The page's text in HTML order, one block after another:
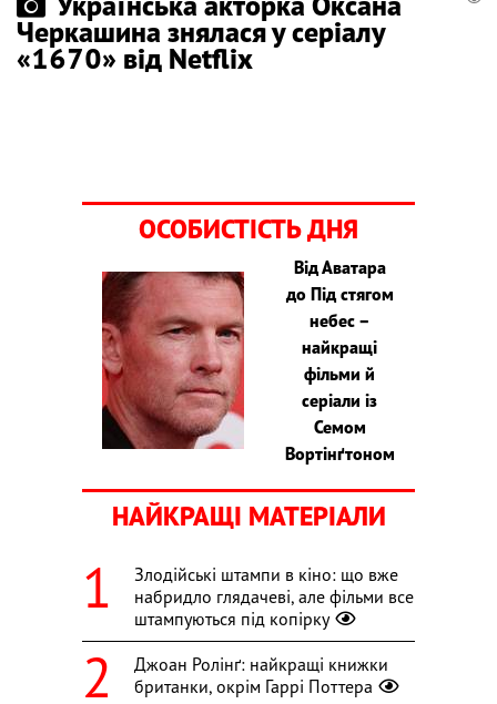
Черкашина знялася у серіалу
«1670» від Netflix
ОСОБИСТІСТЬ ДНЯ
Від Аватара
до Під стягом
небес –
найкращі
фільми й
серіали із
Семом
Вортінґтоном
НАЙКРАЩІ МАТЕРІАЛИ
Злодійські штампи в кіно: що вже
набридло глядачеві, але фільми все
штампуються під копірку
Джоан Ролінґ: найкращі книжки
британки, окрім Гаррі Поттера